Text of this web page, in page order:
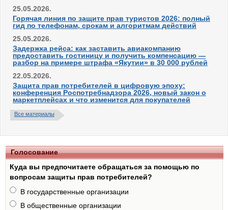
25.05.2026.
Горячая линия по защите прав туристов 2026: полный
гид по телефонам, срокам и алгоритмам действий
25.05.2026.
Задержка рейса: как заставить авиакомпанию
предоставить гостиницу и получить компенсацию —
разбор на примере штрафа «Якутии» в 30 000 рублей
22.05.2026.
Защита прав потребителей в цифровую эпоху:
конференция Роспотребнадзора 2026, новый закон о
маркетплейсах и что изменится для покупателей
Все материалы
Голосование
Куда вы предпочитаете обращаться за помощью по
вопросам защиты прав потребителей?
В государственные организации
В общественные организации